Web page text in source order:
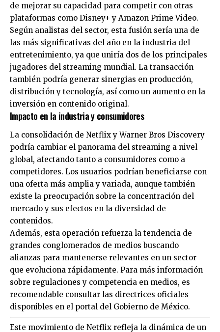
de mejorar su capacidad para competir con otras
plataformas como Disney+ y Amazon Prime Video.
Según analistas del sector, esta fusión sería una de
las más significativas del año en la industria del
entretenimiento, ya que uniría dos de los principales
jugadores del streaming mundial. La transacción
también podría generar sinergias en producción,
distribución y tecnología, así como un aumento en la
inversión en contenido original.
Impacto en la industria y consumidores
La consolidación de Netflix y Warner Bros Discovery
podría cambiar el panorama del streaming a nivel
global, afectando tanto a consumidores como a
competidores. Los usuarios podrían beneficiarse con
una oferta más amplia y variada, aunque también
existe la preocupación sobre la concentración del
mercado y sus efectos en la diversidad de
contenidos.
Además, esta operación refuerza la tendencia de
grandes conglomerados de medios buscando
alianzas para mantenerse relevantes en un sector
que evoluciona rápidamente. Para más información
sobre regulaciones y competencia en medios, es
recomendable consultar las directrices oficiales
disponibles en el portal del Gobierno de México.
Este movimiento de Netflix refleja la dinámica de un